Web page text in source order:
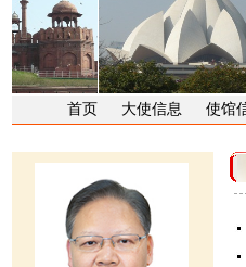
首页 大使信息 使馆